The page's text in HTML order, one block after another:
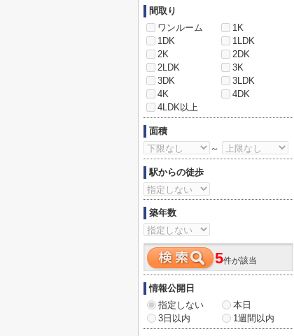
間取り
ワンルーム
1K
1DK
1LDK
2K
2DK
2LDK
3K
3DK
3LDK
4K
4DK
4LDK以上
面積
～
駅からの徒歩
築年数
5件が該当
情報公開日
指定しない
本日
3日以内
1週間以内